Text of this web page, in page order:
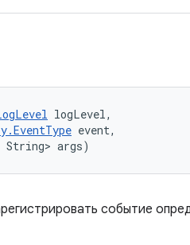
logLevel,
event,
String> args)
событие